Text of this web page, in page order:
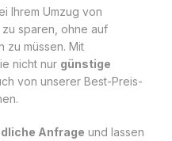
Ihrem Umzug von
sparen, ohne auf
zu müssen. Mit
nicht nur günstige
von unserer Best-Preis-
Anfrage und lassen